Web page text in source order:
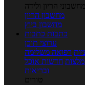
מחשבוני הריון ולידה
מחשבון הריון
מחשבון ביוץ
כתבות כתבות
ערוצי תוכן
רפואה משלימה
חדשות אוכל
ובריאות
טורים